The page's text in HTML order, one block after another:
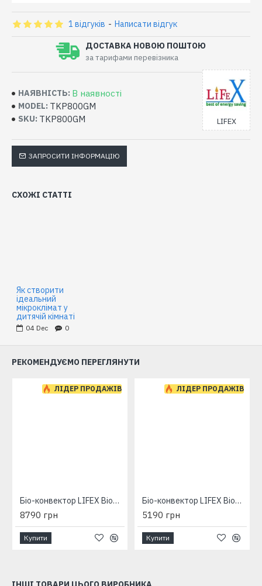
НАЯВНІСТЬ: В наявності
MODEL: TKP800GM
SKU: TKP800GM LIFEX
1 відгуків - Написати відгук
ДОСТАВКА НОВОЮ ПОШТОЮ
за тарифами перевізника
ЗАПРОСИТИ ІНФОРМАЦІЮ
СХОЖІ СТАТТІ
Як створити
ідеальний
мікроклімат у
дитячій кімнаті
04 Dec 0
РЕКОМЕНДУЄМО ПЕРЕГЛЯНУТИ
ЛІДЕР ПРОДАЖІВ
Біо-конвектор LIFEX BioAir 1400 (бежевий) з програматором
8790 грн
Купити
ЛІДЕР ПРОДАЖІВ
Біо-конвектор LIFEX BioAir 700 (бежевий) з програматором
5190 грн
Купити